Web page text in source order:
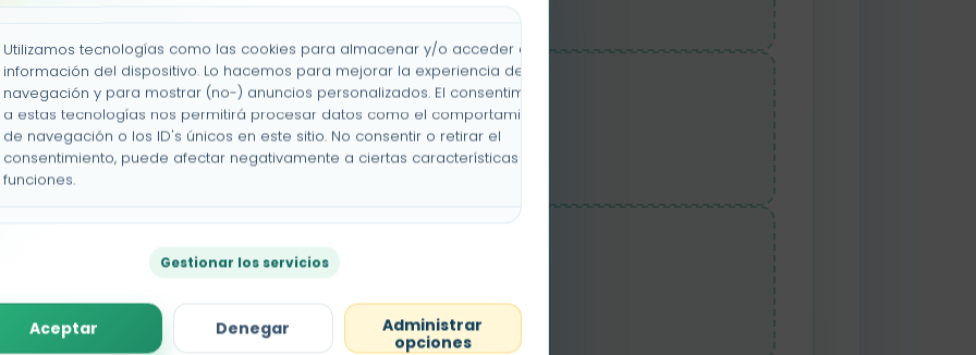
Utilizamos tecnologías como las cookies para almacenar y/o acceder a la
información del dispositivo. Lo hacemos para mejorar la experiencia de
navegación y para mostrar (no-) anuncios personalizados. El consentimiento
a estas tecnologías nos permitirá procesar datos como el comportamiento
de navegación o los ID's únicos en este sitio. No consentir o retirar el
consentimiento, puede afectar negativamente a ciertas características y
funciones.
Gestionar los servicios
Aceptar Denegar
Administrar
opciones
on